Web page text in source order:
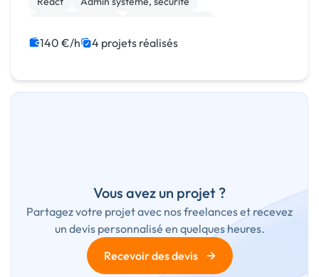
140 €/h 4 projets réalisés
Vous avez un projet ?
Partagez votre projet avec nos freelances et recevez
un devis personnalisé en quelques heures.
Recevoir des devis
→